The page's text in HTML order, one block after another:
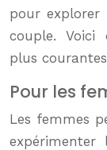
pour explorer
couple. Voici
plus
Pour les
Les femmes